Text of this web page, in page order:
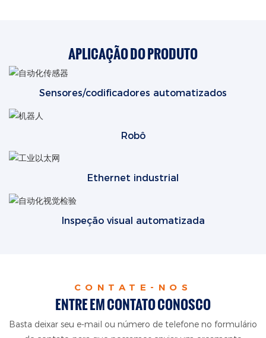
APLICAÇÃO DO PRODUTO
Sensores/codificadores automatizados
Robô
Ethernet industrial
Inspeção visual automatizada
CONTATE-NOS
ENTRE EM CONTATO CONOSCO
Basta deixar seu e-mail ou número de telefone no formulário